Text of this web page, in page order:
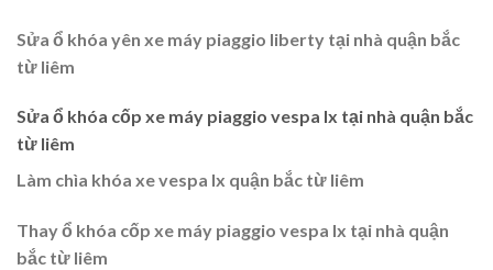
Sửa ổ khóa yên xe máy piaggio liberty tại nhà quận bắc
từ liêm
Sửa ổ khóa cốp xe máy piaggio vespa lx tại nhà quận bắc
từ liêm
Làm chìa khóa xe vespa lx quận bắc từ liêm
Thay ổ khóa cốp xe máy piaggio vespa lx tại nhà quận
bắc từ liêm